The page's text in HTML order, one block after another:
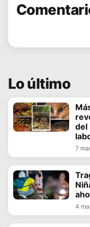
Lo último
del
7
4